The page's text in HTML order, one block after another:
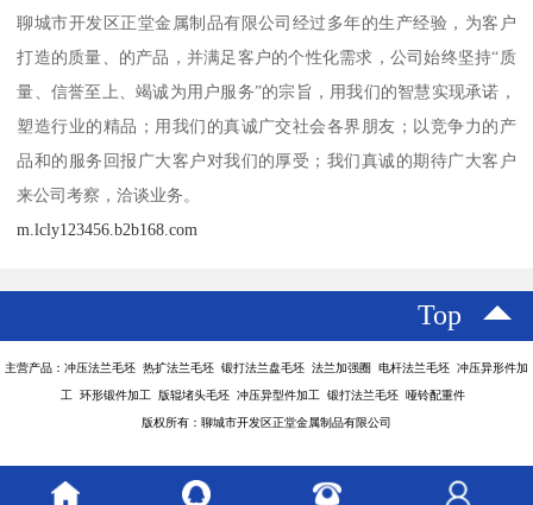
聊城市开发区正堂金属制品有限公司经过多年的生产经验，为客户
打造的质量、的产品，并满足客户的个性化需求，公司始终坚持“质
量、信誉至上、竭诚为用户服务”的宗旨，用我们的智慧实现承诺，
塑造行业的精品；用我们的真诚广交社会各界朋友；以竞争力的产
品和的服务回报广大客户对我们的厚受；我们真诚的期待广大客户
来公司考察，洽谈业务。
m.lcly123456.b2b168.com
Top
主营产品：冲压法兰毛坯 热扩法兰毛坯 锻打法兰盘毛坯 法兰加强圈 电杆法兰毛坯 冲压异形件加
工 环形锻件加工 版辊堵头毛坯 冲压异型件加工 锻打法兰毛坯 哑铃配重件
版权所有：聊城市开发区正堂金属制品有限公司